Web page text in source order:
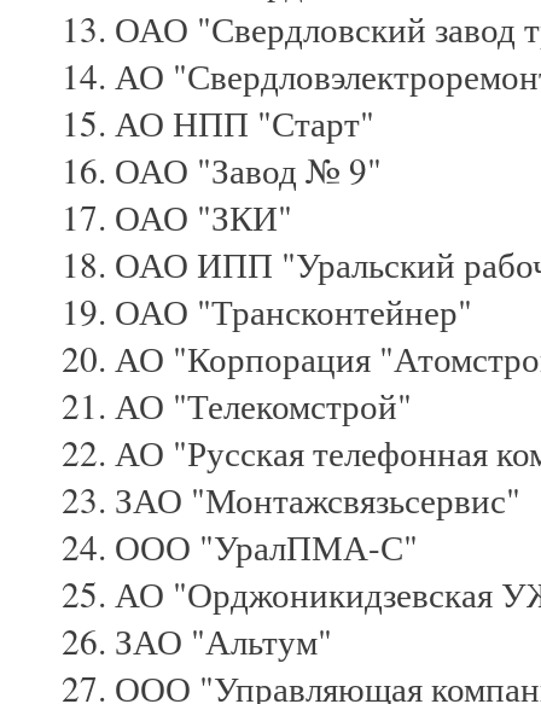
ОАО "Свердловский завод
АО
АО НПП "Старт"
ОАО "Завод № 9"
ОАО "ЗКИ"
ОАО ИПП "Уральский
ОАО "Трансконтейнер"
АО "Корпорация
АО "Телекомстрой"
АО "Русская телефонная
ЗАО "Монтажсвязьсервис"
ООО "УралПМА-С"
АО "Орджоникидзевская
ЗАО "Альтум"
ООО "Управляющая